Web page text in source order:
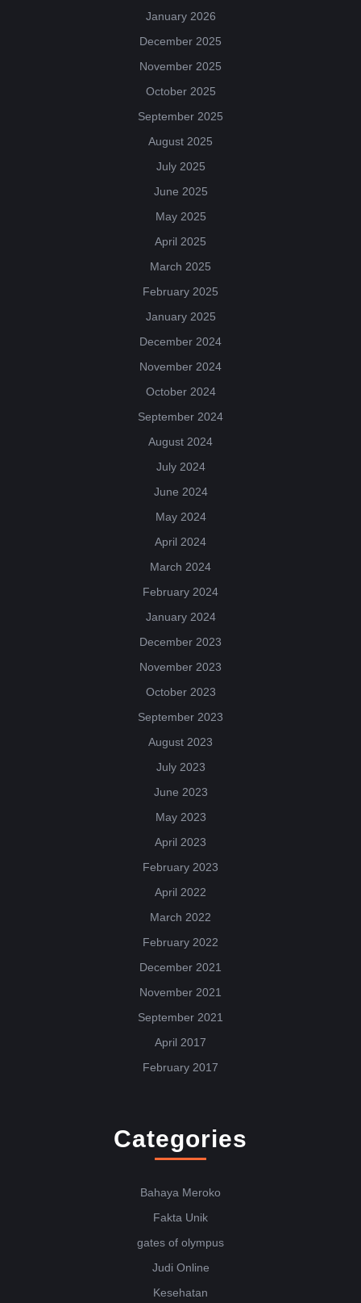
January 2026
December 2025
November 2025
October 2025
September 2025
August 2025
July 2025
June 2025
May 2025
April 2025
March 2025
February 2025
January 2025
December 2024
November 2024
October 2024
September 2024
August 2024
July 2024
June 2024
May 2024
April 2024
March 2024
February 2024
January 2024
December 2023
November 2023
October 2023
September 2023
August 2023
July 2023
June 2023
May 2023
April 2023
February 2023
April 2022
March 2022
February 2022
December 2021
November 2021
September 2021
April 2017
February 2017
Categories
Bahaya Meroko
Fakta Unik
gates of olympus
Judi Online
Kesehatan